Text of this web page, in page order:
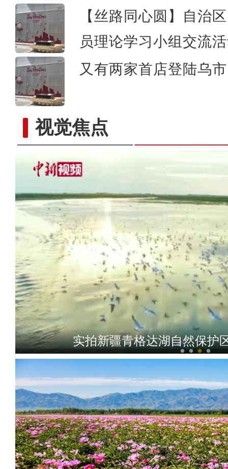
【丝路同心圆】自治
员理论学习小组交流
又有两家首店登陆乌
视觉焦点中国第四条穿越塔克拉玛干
实拍新疆青格达湖自然保护